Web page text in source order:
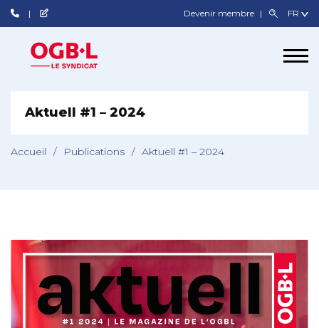
Devenir membre
Aktuell #1 – 2024
Accueil / Publications / Aktuell #1 – 2024